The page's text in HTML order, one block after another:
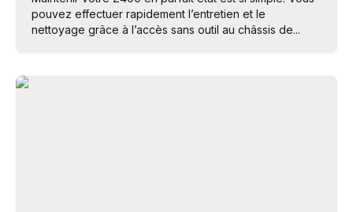
pouvez effectuer rapidement l’entretien et le
nettoyage grâce à l’accès sans outil au châssis de...